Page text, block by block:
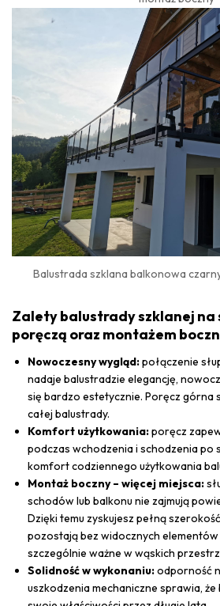
Balustrada szklana balkonowa
Zalety balustrady szklanej na
poręczą oraz montażem
Nowoczesny wygląd:połączenie
nadaje balustradzie elegancję,
się bardzo estetycznie. Poręcz górna
całej balustrady.
Komfort użytkowania:poręcz
podczas wchodzenia i schodzenia po
komfort codziennego użytkowania
Montaż boczny – więcej miejsca:
schodów lub balkonu nie zajmują
Dzięki temu zyskujesz pełną
pozostają bez widocznych
szczególnie ważne w wąskich
Solidność w wykonaniu:odporność
uszkodzenia mechaniczne sprawia,